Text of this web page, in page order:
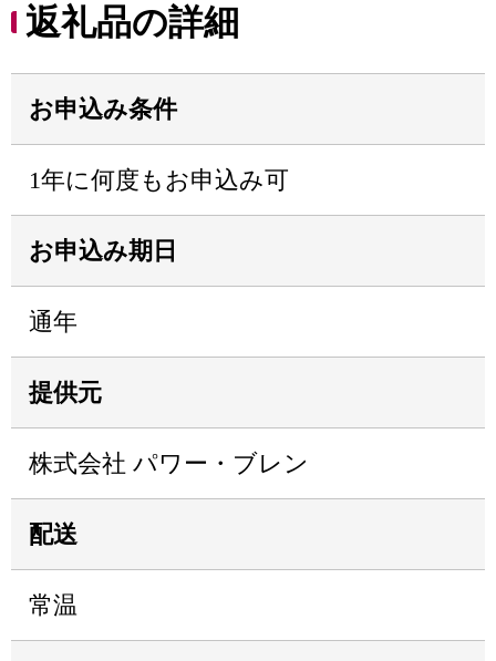
返礼品の詳細
お申込み条件
1年に何度もお申込み可
お申込み期日
通年
提供元
株式会社 パワー・ブレン
配送
常温